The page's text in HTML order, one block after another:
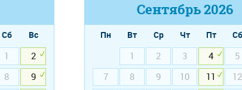
Сб
Вс
1
2
8
9
Сентябрь2026
Пн Вт Ср Чт Пт Сб
1
2 3 4 5
7
8 9 10 11 12